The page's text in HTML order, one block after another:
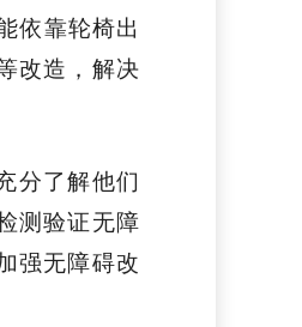
依靠轮椅出
改造，解决
分了解他们
测验证无障
强无障碍改